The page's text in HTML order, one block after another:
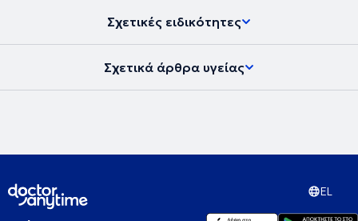
Σχετικές ειδικότητες
Σχετικά άρθρα υγείας
EL